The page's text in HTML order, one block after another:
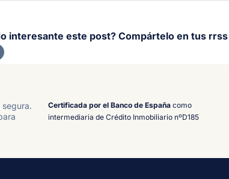
interesante este post? Compártelo en tus rrss
Certificada por el Banco de España como
intermediaria de Crédito Inmobiliario nºD185